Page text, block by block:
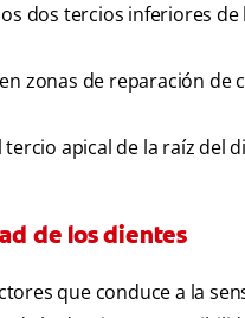
dos tercios inferiores
zonas de reparación de
apical de la raíz del
de los dientes
que conduce a la